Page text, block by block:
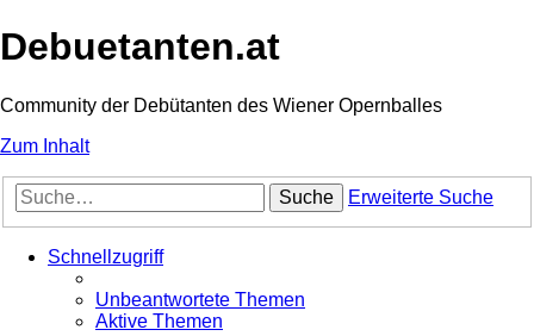
Debuetanten.at
Community der Debütanten des Wiener Opernballes
Zum Inhalt
Suche Erweiterte Suche
Schnellzugriff
Unbeantwortete Themen
Aktive Themen